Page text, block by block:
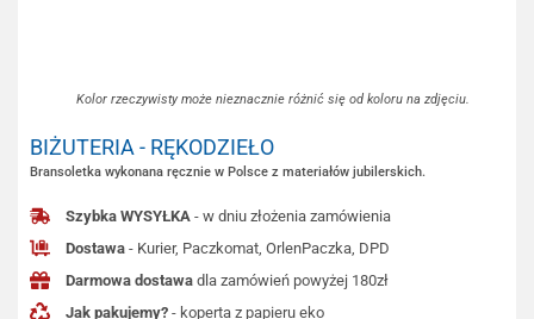
Kolor rzeczywisty może nieznacznie różnić się od koloru na zdjęciu.
BIŻUTERIA - RĘKODZIEŁO
Bransoletka wykonana ręcznie w Polsce z materiałów jubilerskich.
Szybka WYSYŁKA - w dniu złożenia zamówienia
Dostawa - Kurier, Paczkomat, OrlenPaczka, DPD
Darmowa dostawa dla zamówień powyżej 180zł
Jak pakujemy? - koperta z papieru eko